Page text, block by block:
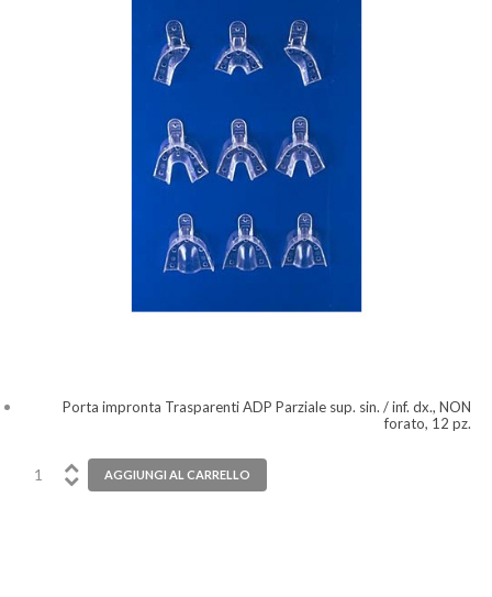
Porta impronta Trasparenti ADP Parziale sup. sin. / inf. dx., NON
forato, 12 pz.